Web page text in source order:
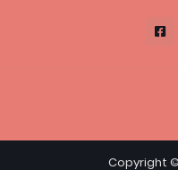
Copyright ©